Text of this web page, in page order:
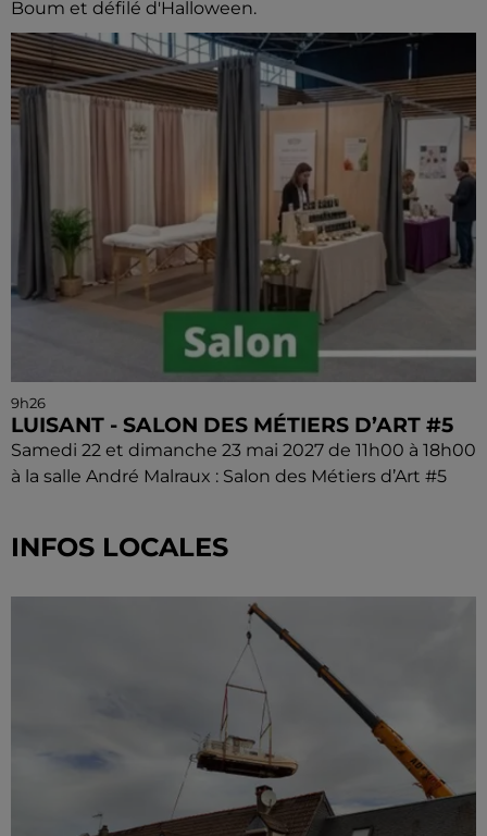
Boum et défilé d'Halloween.
9h26
LUISANT - SALON DES MÉTIERS D’ART #5
Samedi 22 et dimanche 23 mai 2027 de 11h00 à 18h00
à la salle André Malraux : Salon des Métiers d’Art #5
INFOS LOCALES